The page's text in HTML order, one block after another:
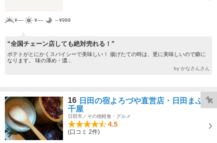
¥---- ¥---- ～¥999
“全国チェーン店しても絶対売れる！”
ポテトがとにかくスパイシーで美味しい！ 揚げたての時は、更に美味しいので癖に
なります。 味の薄め・濃...
by かなさんさん
16 日田の宿よろづや直営店・日田まぶし
千屋
日田市／その他軽食・グルメ
4.5
(口コミ 2件)